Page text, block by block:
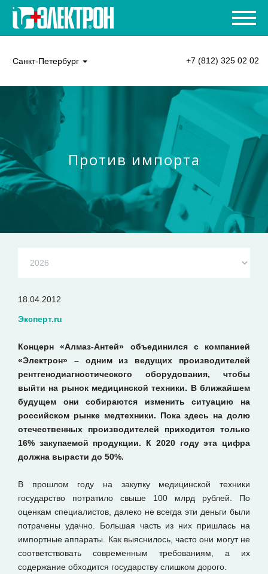
Санкт-Петербург +7 (812) 325 02 02
Против импорта
18.04.2012
Эксперт.ru
Концерн «Алмаз-Антей» объединился с компанией
«Электрон» – одним из ведущих производителей
рентгенодиагностического оборудования, чтобы
выйти на рынок медицинской техники. В ближайшем
будущем они собираются изменить ситуацию на
российском рынке медтехники. Пока здесь на долю
отечественных производителей приходится только
16% закупаемой продукции. К 2020 году эта цифра
должна вырасти до 50%.
В прошлом году на закупку медицинской техники
государство потратило свыше 100 млрд рублей. По
оценкам специалистов, далеко не всегда эти деньги были
потрачены удачно. Большая часть из них пришлась на
импортные аппараты. Как выяснилось, часто они могут не
соответствовать современным требованиям, а их
содержание обходится государству слишком дорого.